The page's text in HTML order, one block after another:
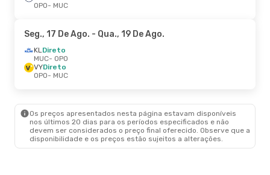
OPO- MUC
Seg., 17 De Ago. - Qua., 19 De Ago.
KLDireto
MUC- OPO
VYDireto
OPO- MUC
Os preços apresentados nesta página estavam disponíveis
nos últimos 20 dias para os períodos especificados e não
devem ser considerados o preço final oferecido. Observe que a
disponibilidade e os preços estão sujeitos a alterações.